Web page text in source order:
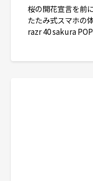
桜の開花宣言を前
たたみ式スマホの
razr 40 sakura